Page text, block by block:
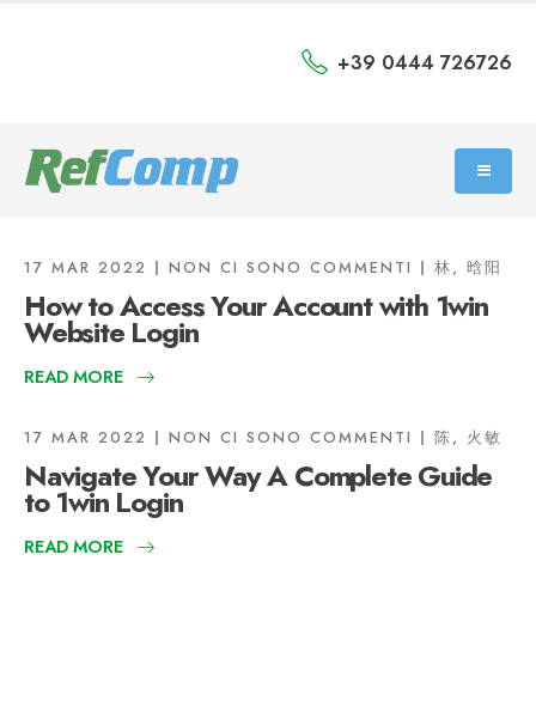
+39 0444 726726
17 MAR 2022 NON CI SONO COMMENTI 林, 晗阳
How to Access Your Account with 1win
Website Login
READ MORE
17 MAR 2022 NON CI SONO COMMENTI 陈, 火敏
Navigate Your Way A Complete Guide
to 1win Login
READ MORE